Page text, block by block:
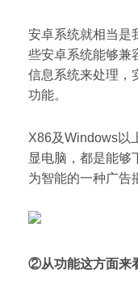
安卓系统就相当是
些安卓系统能够兼
信息系统来处理，
功能。
X86及Windows以
显电脑，都是能够
为智能的一种广告
②从功能这方面来